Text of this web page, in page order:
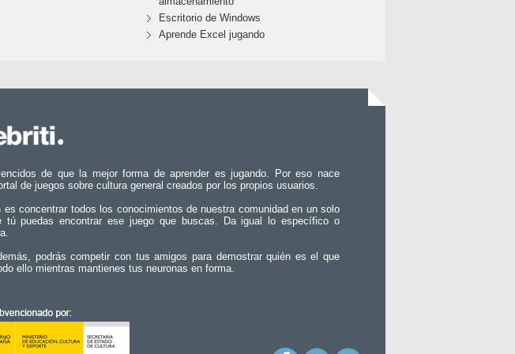
Escritorio de Windows
Aprende Excel jugando
de que la mejor forma de aprender es jugando. Por eso nace
de juegos sobre cultura general creados por los propios usuarios.
es concentrar todos los conocimientos de nuestra comunidad en un solo
tú puedas encontrar ese juego que buscas. Da igual lo específico o
podrás competir con tus amigos para demostrar quién es el que
ello mientras mantienes tus neuronas en forma.